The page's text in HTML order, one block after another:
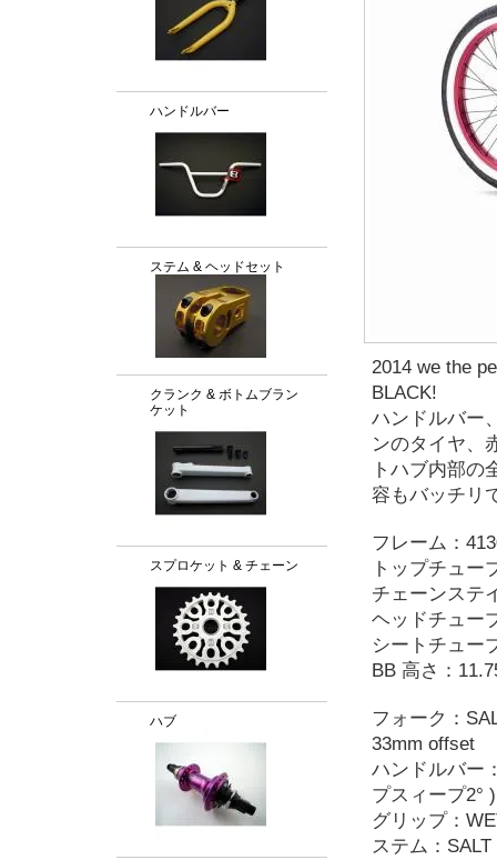
ハンドルバー
ステム & ヘッドセット
クランク & ボトムブラン
ケット
スプロケット & チェーン
ハブ
2014 we the
BLACK!
ハンドルバー
ンのタイヤ、
トハブ内部の
容もバッチリ
フレーム：
トップチュー
チェーンステ
ヘッドチュー
シートチュー
BB 高さ：
フォーク：
33mm offset
ハンドルバー
プスィープ2° )
グリップ：
ステム：